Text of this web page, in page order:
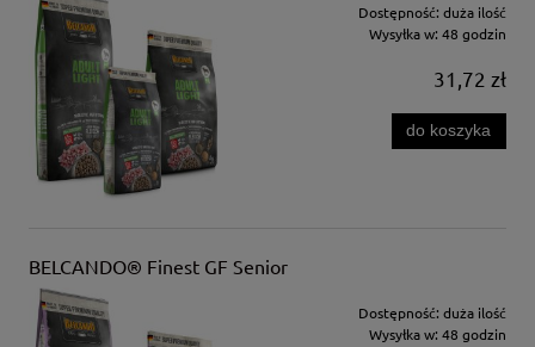
Dostępność: duża ilość
Wysyłka w: 48 godzin
31,72 zł
do koszyka
BELCANDO® Finest GF Senior
Dostępność: duża ilość
Wysyłka w: 48 godzin